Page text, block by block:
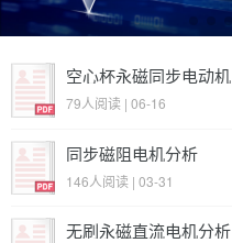
空心杯永磁同步电动机
79人阅读 | 06-16
同步磁阻电机分析
146人阅读 | 03-31
无刷永磁直流电机分析